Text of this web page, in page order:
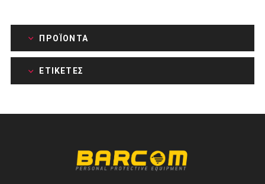
ΠΡΟΪΌΝΤΑ
ΕΤΙΚΈΤΕΣ